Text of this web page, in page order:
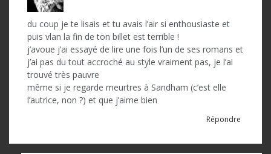
r
du coup je te lisais et tu avais l’air si enthousiaste et
puis vlan la fin de ton billet est terrible !
j’avoue j’ai essayé de lire une fois l’un de ses romans et
j’ai pas du tout accroché au style vraiment pas, je l’ai
trouvé très pauvre
même si je regarde meurtres à Sandham (c’est elle
l’autrice, non ?) et que j’aime bien
Répondre